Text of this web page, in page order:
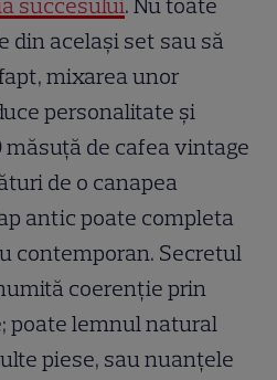
succesului. Nu toate
din același set sau să
mixarea unor
personalitate și
de cafea vintage
de o canapea
antic poate completa
contemporan. Secretul
coerenție prin
poate lemnul natural
piese, sau nuanțele